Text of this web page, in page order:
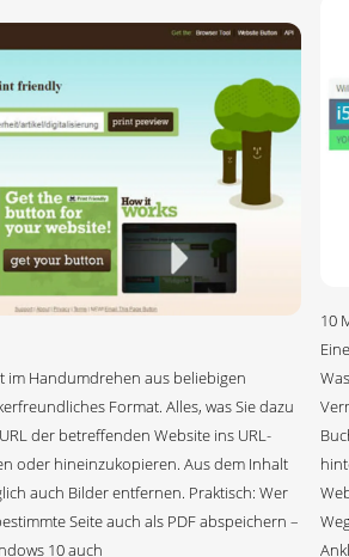
im Handumdrehen aus beliebigen
Format. Alles, was Sie dazu
der betreffenden Website ins URL-
oder hineinzukopieren. Aus dem Inhalt
auch Bilder entfernen. Praktisch: Wer
Seite auch als PDF abspeichern –
10 auch
10